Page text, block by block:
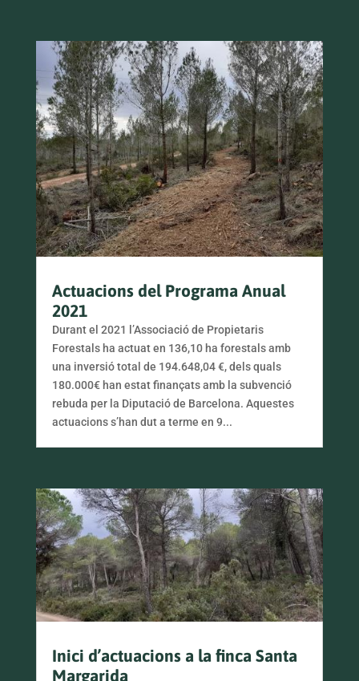
Actuacions del Programa Anual
2021
Durant el 2021 l’Associació de Propietaris
Forestals ha actuat en 136,10 ha forestals amb
una inversió total de 194.648,04 €, dels quals
180.000€ han estat finançats amb la subvenció
rebuda per la Diputació de Barcelona. Aquestes
actuacions s’han dut a terme en 9...
Inici d’actuacions a la finca Santa
Margarida